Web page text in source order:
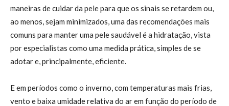
maneiras de cuidar da pele para que os sinais se retardem ou,
ao menos, sejam minimizados, uma das recomendações mais
comuns para manter uma pele saudável é a hidratação, vista
por especialistas como uma medida prática, simples de se
adotar e, principalmente, eficiente.
E em períodos como o inverno, com temperaturas mais frias,
vento e baixa umidade relativa do ar em função do período de